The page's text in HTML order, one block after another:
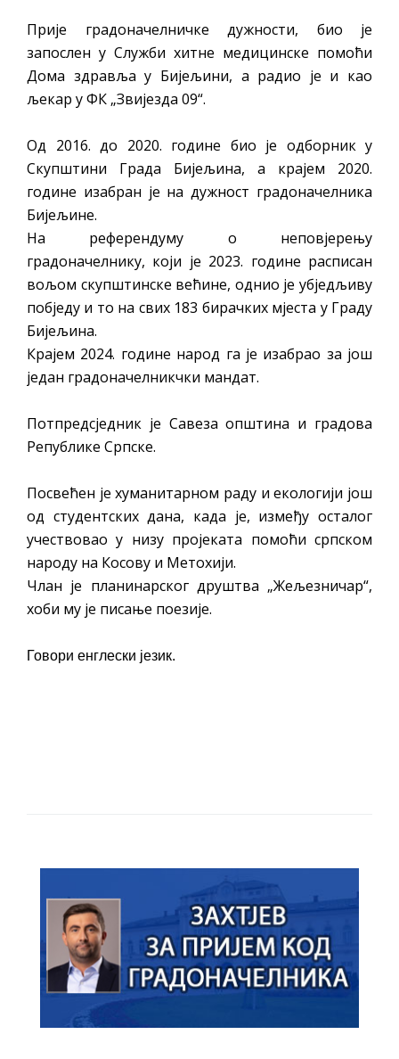
Прије градоначелничке дужности, био је
запослен у Служби хитне медицинске помоћи
Дома здравља у Бијељини, а радио је и као
љекар у ФК „Звијезда 09“.
Од 2016. до 2020. године био је одборник у
Скупштини Града Бијељина, а крајем 2020.
године изабран је на дужност градоначелника
Бијељине.
На референдуму о неповјерењу
градоначелнику, који је 2023. године расписан
вољом скупштинске већине, однио је убједљиву
побједу и то на свих 183 бирачких мјеста у Граду
Бијељина.
Крајем 2024. године народ га је изабрао за још
један градоначелникчки мандат.
Потпредсједник је Савеза општина и градова
Републике Српске.
Посвећен је хуманитарном раду и екологији још
од студентских дана, када је, између осталог
учествовао у низу пројеката помоћи српском
народу на Косову и Метохији.
Члан је планинарског друштва „Жељезничар“,
хоби му је писање поезије.
Говори енглески језик.